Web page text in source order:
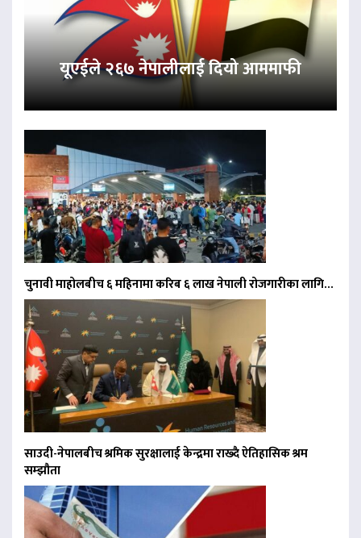
यूएईले २६७ नेपालीलाई दियो आममाफी
चुनावी माहोलबीच ६ महिनामा करिब ६ लाख नेपाली रोजगारीका लागि…
साउदी-नेपालबीच श्रमिक सुरक्षालाई केन्द्रमा राख्दै ऐतिहासिक श्रम
सम्झौता